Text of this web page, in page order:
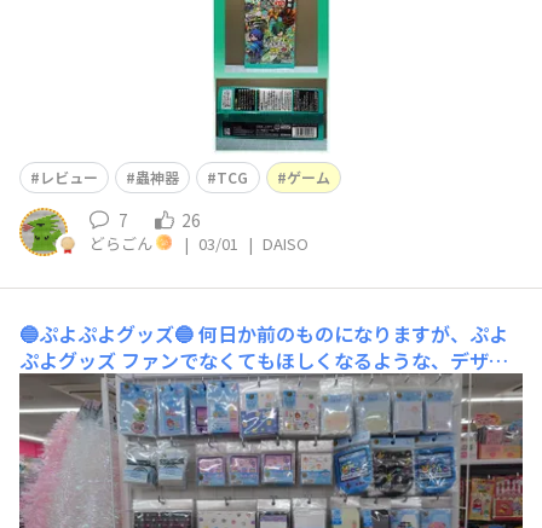
レビュー 蟲神器 TCG ゲーム
7 26
どらごん | 03/01 | DAISO
🔵ぷよぷよグッズ🔵何日か前のものになりますが、ぷよ
ぷよグッズ ファンでなくてもほしくなるような、デザイ
ンが多くてすばらしいです🥳